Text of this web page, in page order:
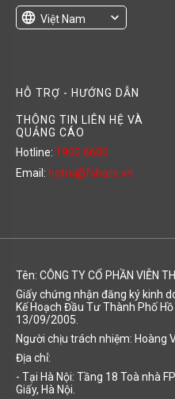
language Việt Nam
expand_more
HỖ TRỢ - HƯỚNG DẪN
THÔNG TIN LIÊN HỆ VÀ
QUẢNG CÁO
Hotline: 1900 6600
Email: hotro@fshare.vn
Tên: CÔNG TY CỔ PHẦN VIỄN
Giấy chứng nhận đăng ký kinh
Kế Hoạch Đầu Tư Thành Phố
13/09/2005.
Người chịu trách nhiệm: Hoàng
Địa chỉ:
- Tại Hà Nội: Tầng 18 Toà nhà
Giấy, Hà Nội.